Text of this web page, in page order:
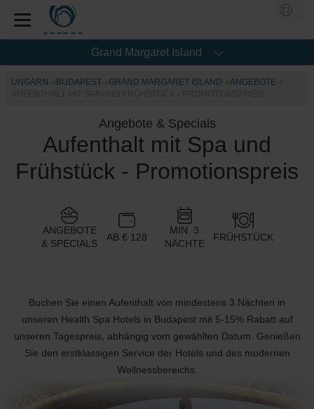
Grand Margaret Island
UNGARN BUDAPEST GRAND MARGARET ISLAND
ANGEBOTE
Angebote & Specials
Aufenthalt mit Spa und
Frühstück - Promotionspreis
ANGEBOTE
& SPECIALS
AB € 128
MIN. 3
NÄCHTE
FRÜHSTÜCK
Buchen Sie einen Aufenthalt von mindestens 3 Nächten in
unseren Health Spa Hotels in Budapest mit 5-15% Rabatt auf
unseren Tagespreis, abhängig vom gewählten Datum. Genießen
Sie den erstklassigen Service der Hotels und des modernen
Wellnessbereichs.